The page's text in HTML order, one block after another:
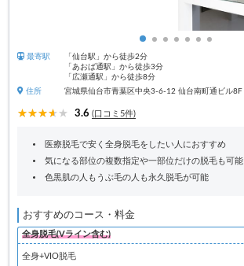
最寄駅
「仙台駅」から徒歩2分
「あおば通駅」から徒歩3分
「広瀬通駅」から徒歩8分
住所
宮城県仙台市青葉区中央3-6-12 仙台南町通ビル8F
3.6 (口コミ5件)
医療脱毛で安く全身脱毛をしたい人におすすめ
気になる部位の複数指定や一部位だけの脱毛も可能
色黒肌の人もうぶ毛の人も永久脱毛が可能
おすすめのコース・料金
全身脱毛(Vライン含む)
全身+VIO脱毛